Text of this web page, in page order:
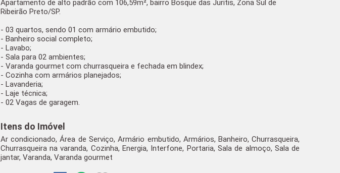
Apartamento de alto padrão com 106,59m², bairro Bosque das Juritis, Zona Sul de
Ribeirão Preto/SP.
- 03 quartos, sendo 01 com armário embutido;
- Banheiro social completo;
- Lavabo;
- Sala para 02 ambientes;
- Varanda gourmet com churrasqueira e fechada em blindex;
- Cozinha com armários planejados;
- Lavanderia;
- Laje técnica;
- 02 Vagas de garagem.
Itens do Imóvel
Ar condicionado, Área de Serviço, Armário embutido, Armários, Banheiro, Churrasqueira,
Churrasqueira na varanda, Cozinha, Energia, Interfone, Portaria, Sala de almoço, Sala de
jantar, Varanda, Varanda gourmet